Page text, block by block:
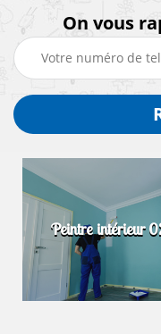
On vous
Peintre intérieur